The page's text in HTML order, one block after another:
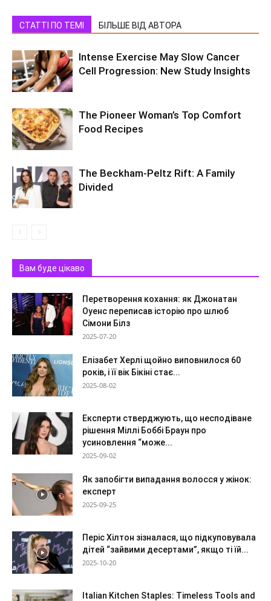
СТАТТІ ПО ТЕМІ БІЛЬШЕ ВІД АВТОРА
Intense Exercise May Slow Cancer
Cell Progression: New Study Insights
The Pioneer Woman’s Top Comfort
Food Recipes
The Beckham-Peltz Rift: A Family
Divided
Вам буде цікаво
Перетворення кохання: як Джонатан
Оуенс переписав історію про шлюб
Сімони Білз
2025-07-20
Елізабет Херлі щойно виповнилося 60
років, і її вік Бікіні стає...
2025-08-02
Експерти стверджують, що несподіване
рішення Міллі Боббі Браун про
усиновлення “може...
2025-09-02
Як запобігти випадання волосся у жінок:
експерт
2025-09-25
Періс Хілтон зізналася, що підкуповувала
дітей “зайвими десертами”, якщо ті їй...
2025-10-20
Italian Kitchen Staples: Timeless Tools and